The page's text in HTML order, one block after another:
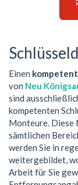
Einen
von Neu
sind
kompetenten
Monteure. Diese
sämtlichen
werden Sie in
weitergebildet,
Arbeit für Sie